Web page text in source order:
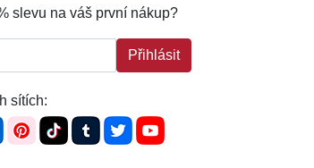
slevu na váš první nákup?
Přihlásit
sítích: